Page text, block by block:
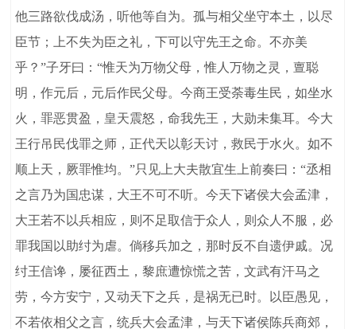
他三路欲伐成汤，听他等自为。孤与相父坐守本土，以尽
臣节；上不失为臣之礼，下可以守先王之命。不亦美
乎？”子牙曰：“惟天为万物父母，惟人万物之灵，亶聪
明，作元后，元后作民父母。今商王受荼毒生民，如坐水
火，罪恶贯盈，皇天震怒，命我先王，大勋未集耳。今大
王行吊民伐罪之师，正代天以彰天讨，救民于水火。如不
顺上天，厥罪惟均。”只见上大夫散宜生上前奏曰：“丞相
之言乃为国忠谋，大王不可不听。今天下诸侯大会孟津，
大王若不以兵相应，则不足取信于众人，则众人不服，必
罪我国以助纣为虐。倘移兵加之，那时反不自遗伊戚。况
纣王信谗，屡征西土，黎庶遭惊慌之苦，文武有汗马之
劳，今方安宁，又动天下之兵，是祸无已时。以臣愚见，
不若依相父之言，统兵大会孟津，与天下诸侯陈兵商郊，